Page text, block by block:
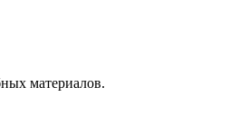
материалов.